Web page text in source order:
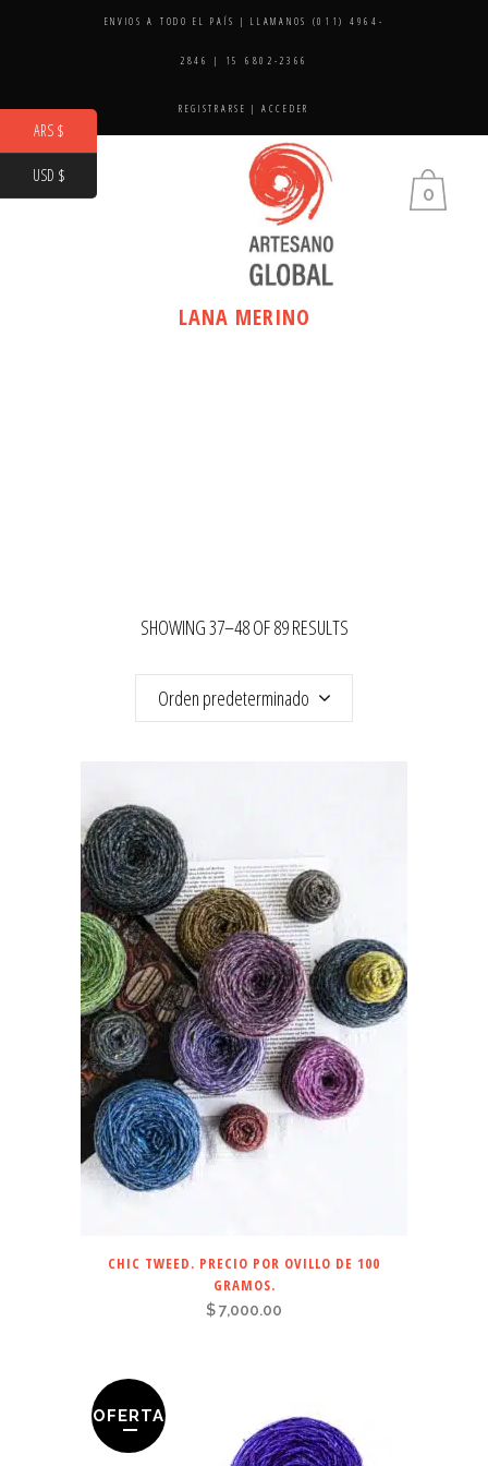
ENVIOS A TODO EL PAÍS | LLAMANOS (011) 4964-
2846 | 15 6802-2366
REGISTRARSE |ACCEDER
0
LANA MERINO
SHOWING 37–48 OF 89 RESULTS
Orden predeterminado
CHIC TWEED. PRECIO POR OVILLO DE 100
GRAMOS.
$7,000.00
OFERTA
ARS $
USD $